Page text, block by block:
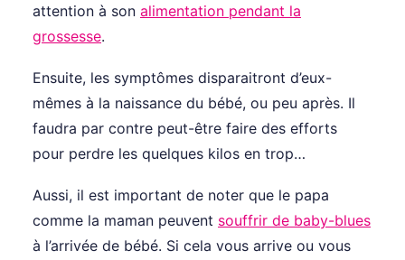
attention à son alimentation pendant la
grossesse.
Ensuite, les symptômes disparaitront d’eux-
mêmes à la naissance du bébé, ou peu après. Il
faudra par contre peut-être faire des efforts
pour perdre les quelques kilos en trop…
Aussi, il est important de noter que le papa
comme la maman peuvent souffrir de baby-blues
à l’arrivée de bébé. Si cela vous arrive ou vous